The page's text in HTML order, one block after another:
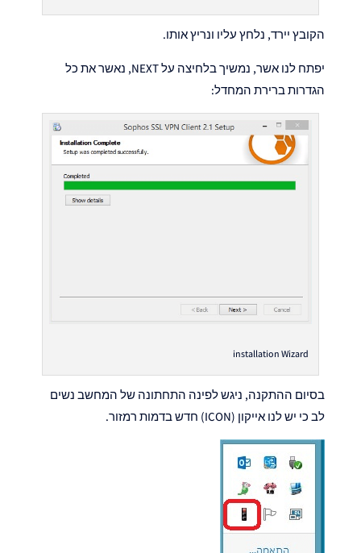
הקובץ יירד, נלחץ עליו ונריץ אותו.
יפתח לנו אשר, נמשיך בלחיצה על NEXT, נאשר את כל
הגדרות ברירת המחדל:
installation Wizard
בסיום ההתקנה, ניגש לפינה התחתונה של המחשב נשים
לב כי יש לנו אייקון (ICON) חדש בדמות רמזור.